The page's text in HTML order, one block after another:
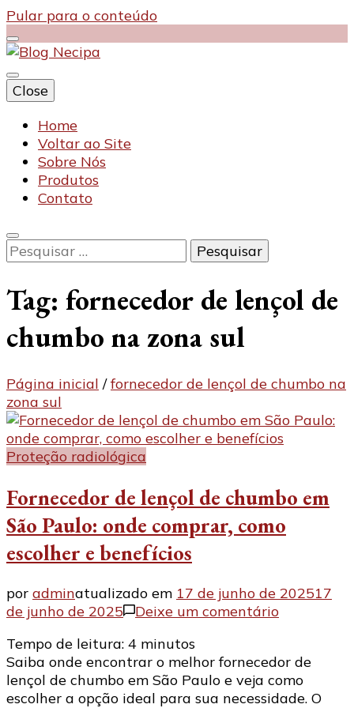
Pular para o conteúdo
Blog Necipa
Close
Home
Voltar ao Site
Sobre Nós
Produtos
Contato
Pesquisar
por:
Tag: fornecedor de lençol de
chumbo na zona sul
Página inicial / fornecedor de lençol de chumbo na
zona sul
Proteção radiológica
Fornecedor de lençol de chumbo em
São Paulo: onde comprar, como
escolher e benefícios
por adminatualizado em 17 de junho de 202517
de junho de 2025
Deixe um comentárioem
lençol
de
chumbo
Tempo de leitura: 4 minutos
Saiba onde encontrar o melhor fornecedor de
lençol de chumbo em São Paulo e veja como
escolher a opção ideal para sua necessidade. O